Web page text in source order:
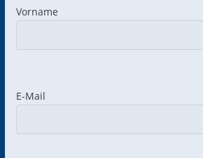
Vorname
E-Mail